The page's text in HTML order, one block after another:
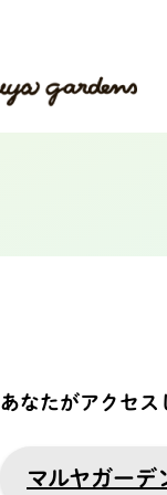
あなたがアクセス
マルヤガーデ